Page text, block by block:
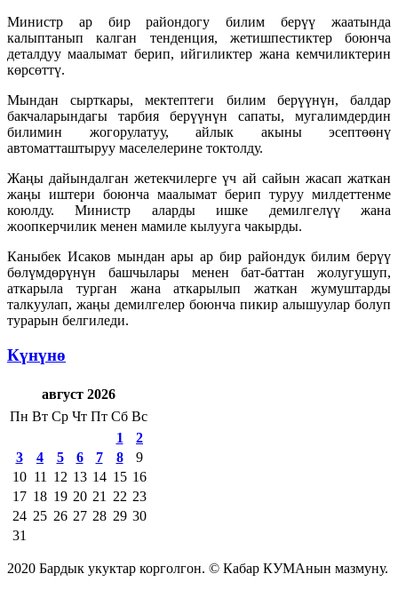
Министр ар бир райондогу билим берүү жаатында
калыптанып калган тенденция, жетишпестиктер боюнча
деталдуу маалымат берип, ийгиликтер жана кемчиликтерин
көрсөттү.
Мындан сырткары, мектептеги билим берүүнүн, балдар
бакчаларындагы тарбия берүүнүн сапаты, мугалимдердин
билимин жогорулатуу, айлык акыны эсептөөнү
автоматташтыруу маселелерине токтолду.
Жаңы дайындалган жетекчилерге үч ай сайын жасап жаткан
жаңы иштери боюнча маалымат берип туруу милдеттенме
коюлду. Министр аларды ишке демилгелүү жана
жоопкерчилик менен мамиле кылууга чакырды.
Каныбек Исаков мындан ары ар бир райондук билим берүү
бөлүмдөрүнүн башчылары менен бат-баттан жолугушуп,
аткарыла турган жана аткарылып жаткан жумуштарды
талкуулап, жаңы демилгелер боюнча пикир алышуулар болуп
турарын белгиледи.
Күнүнө
август 2026
Пн Вт Ср Чт Пт Сб Вс
1
2
3
4 5 6 7 8
9
10 11 12 13 14 15 16
17 18 19 20 21 22 23
24 25 26 27 28 29 30
31
2020 Бардык укуктар корголгон. © Кабар КУМАнын мазмуну.